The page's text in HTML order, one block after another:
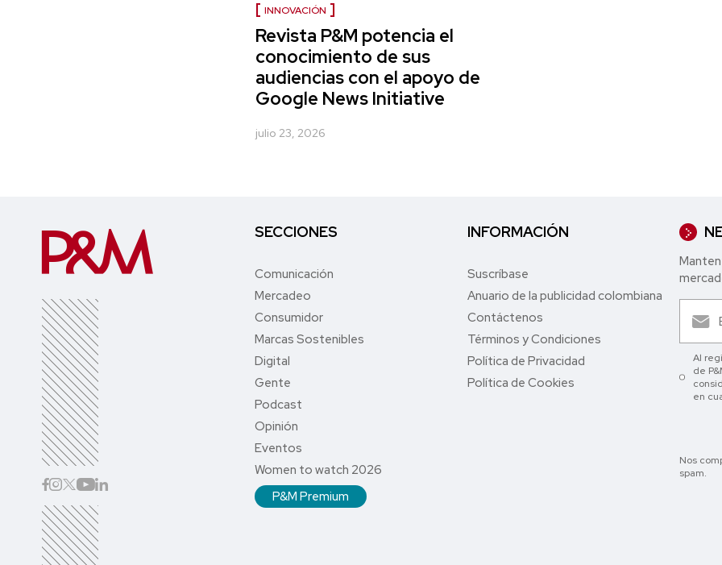
INNOVACIÓN
Revista P&M potencia el
conocimiento de sus
audiencias con el apoyo de
Google News Initiative
julio 23, 2026
SECCIONES
Comunicación
Mercadeo
Consumidor
Marcas Sostenibles
Digital
Gente
Podcast
Opinión
Eventos
Women to watch 2026
P&M Premium
INFORMACIÓN
Suscríbase
Anuario de la publicidad colombiana
Contáctenos
Términos y Condiciones
Política de Privacidad
Política de Cookies
Al
de
en
Nos
spam.